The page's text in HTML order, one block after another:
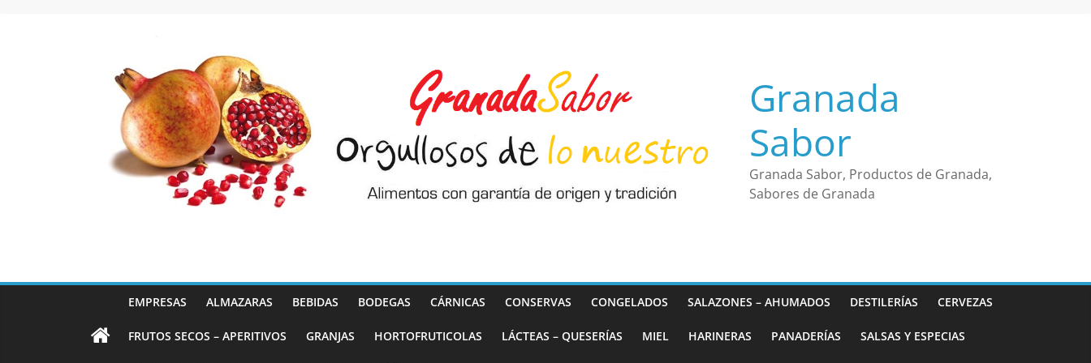
Granada
Sabor
Granada Sabor, Productos de Granada,
Sabores de Granada
EMPRESAS ALMAZARAS BEBIDAS BODEGAS CÁRNICAS CONSERVAS CONGELADOS SALAZONES – AHUMADOS DESTILERÍAS CERVEZAS
FRUTOS SECOS – APERITIVOS GRANJAS HORTOFRUTICOLAS LÁCTEAS – QUESERÍAS MIEL HARINERAS PANADERÍAS SALSAS Y ESPECIAS